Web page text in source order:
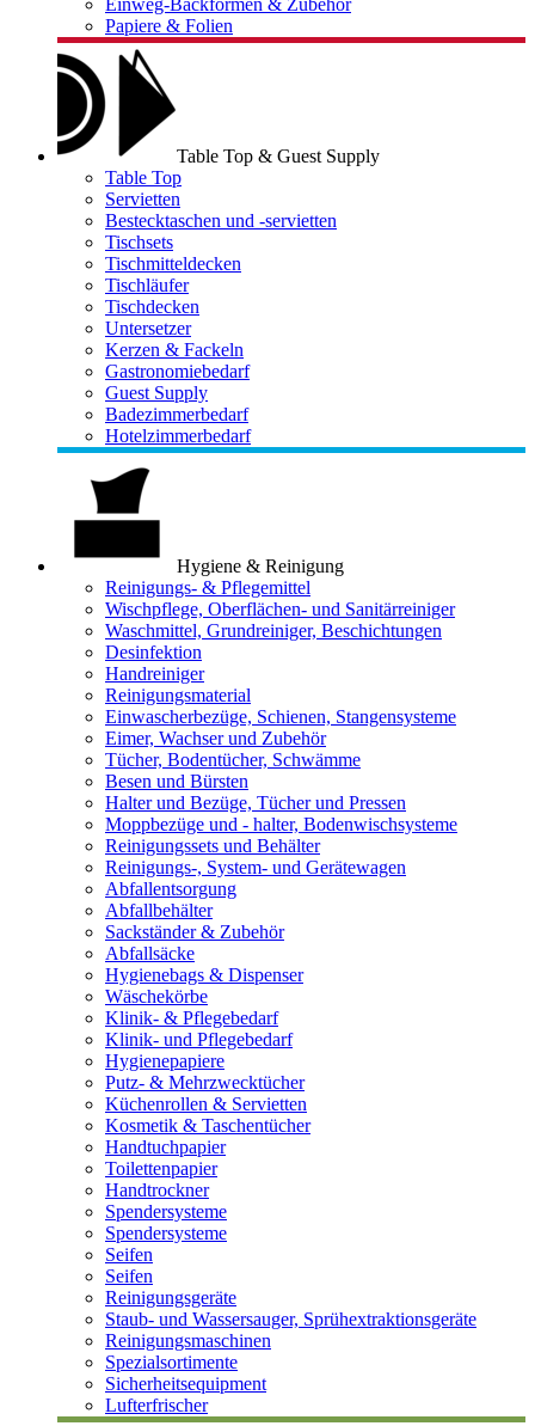
Einweg-Backformen & Zubehör
Papiere & Folien
Table Top & Guest Supply
Table Top
Servietten
Bestecktaschen und -servietten
Tischsets
Tischmitteldecken
Tischläufer
Tischdecken
Untersetzer
Kerzen & Fackeln
Gastronomiebedarf
Guest Supply
Badezimmerbedarf
Hotelzimmerbedarf
Hygiene & Reinigung
Reinigungs- & Pflegemittel
Wischpflege, Oberflächen- und Sanitärreiniger
Waschmittel, Grundreiniger, Beschichtungen
Desinfektion
Handreiniger
Reinigungsmaterial
Einwascherbezüge, Schienen, Stangensysteme
Eimer, Wachser und Zubehör
Tücher, Bodentücher, Schwämme
Besen und Bürsten
Halter und Bezüge, Tücher und Pressen
Moppbezüge und - halter, Bodenwischsysteme
Reinigungssets und Behälter
Reinigungs-, System- und Gerätewagen
Abfallentsorgung
Abfallbehälter
Sackständer & Zubehör
Abfallsäcke
Hygienebags & Dispenser
Wäschekörbe
Klinik- & Pflegebedarf
Klinik- und Pflegebedarf
Hygienepapiere
Putz- & Mehrzwecktücher
Küchenrollen & Servietten
Kosmetik & Taschentücher
Handtuchpapier
Toilettenpapier
Handtrockner
Spendersysteme
Spendersysteme
Seifen
Seifen
Reinigungsgeräte
Staub- und Wassersauger, Sprühextraktionsgeräte
Reinigungsmaschinen
Spezialsortimente
Sicherheitsequipment
Lufterfrischer